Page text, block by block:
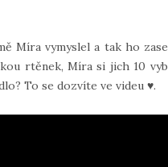
Míra vymyslel a tak ho
rtěnek, Míra si jich 10
To se dozvíte ve videu ♥.